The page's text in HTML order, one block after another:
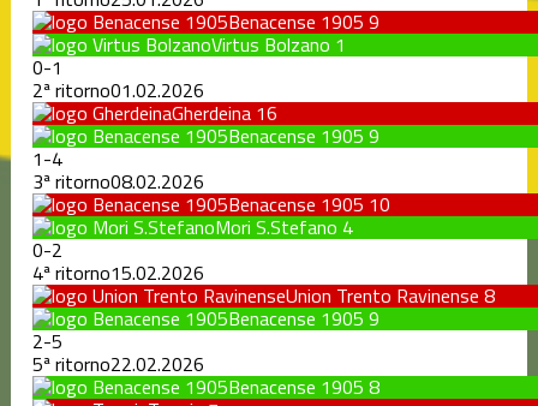
Benacense 1905 9
Virtus Bolzano 1
0-1
2ª ritorno01.02.2026
Gherdeina 16
Benacense 1905 9
1-4
3ª ritorno08.02.2026
Benacense 1905 10
Mori S.Stefano 4
0-2
4ª ritorno15.02.2026
Union Trento Ravinense 8
Benacense 1905 9
2-5
5ª ritorno22.02.2026
Benacense 1905 8